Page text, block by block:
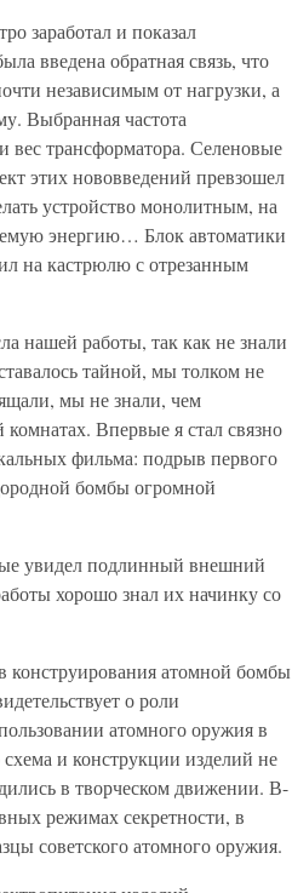
заработал и показал
введена обратная связь, что
независимым от нагрузки, а
Выбранная частота
вес трансформатора. Селеновые
этих нововведений превзошел
устройство монолитным, на
энергию… Блок автоматики
на кастрюлю с отрезанным
нашей работы, так как не знали
тайной, мы толком не
мы не знали, чем
Впервые я стал связно
фильма: подрыв первого
бомбы огромной
увидел подлинный внешний
хорошо знал их начинку со
атомной бомбы
о роли
атомного оружия в
и конструкции изделий не
в творческом движении. В-
режимах секретности, в
советского атомного оружия.